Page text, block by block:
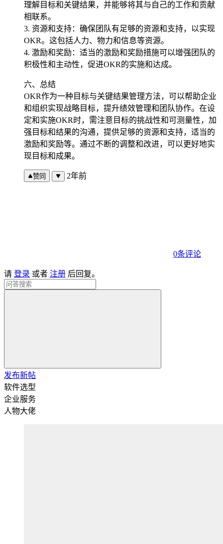
理解目标和关键结果，并能够将其与自己的工作和贡献
相联系。
3. 资源和支持：确保团队有足够的资源和支持，以实现
OKR。这包括人力、物力和信息等资源。
4. 激励和奖励：适当的激励和奖励措施可以增强团队的
积极性和主动性，促进OKR的实施和达成。
六、总结
OKR作为一种目标与关键结果管理方法，可以帮助企业
和组织实现战略目标，提升绩效管理和团队协作。在设
定和实施OKR时，需注意目标的挑战性和可测量性，加
强目标和结果的沟通，提供足够的资源和支持，适当的
激励和奖励等。通过不断的调整和改进，可以更好地实
现目标和成果。
赞同 2年前
0条评论
请 登录 或者 注册 后回复。
发布新帖
软件选型
企业服务
人物大佬